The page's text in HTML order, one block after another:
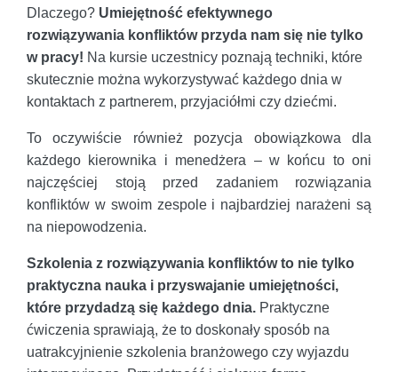
Dlaczego? Umiejętność efektywnego
rozwiązywania konfliktów przyda nam się nie tylko
w pracy! Na kursie uczestnicy poznają techniki, które
skutecznie można wykorzystywać każdego dnia w
kontaktach z partnerem, przyjaciółmi czy dziećmi.
To oczywiście również pozycja obowiązkowa dla
każdego kierownika i menedżera – w końcu to oni
najczęściej stoją przed zadaniem rozwiązania
konfliktów w swoim zespole i najbardziej narażeni są
na niepowodzenia.
Szkolenia z rozwiązywania konfliktów to nie tylko
praktyczna nauka i przyswajanie umiejętności,
które przydadzą się każdego dnia. Praktyczne
ćwiczenia sprawiają, że to doskonały sposób na
uatrakcyjnienie szkolenia branżowego czy wyjazdu